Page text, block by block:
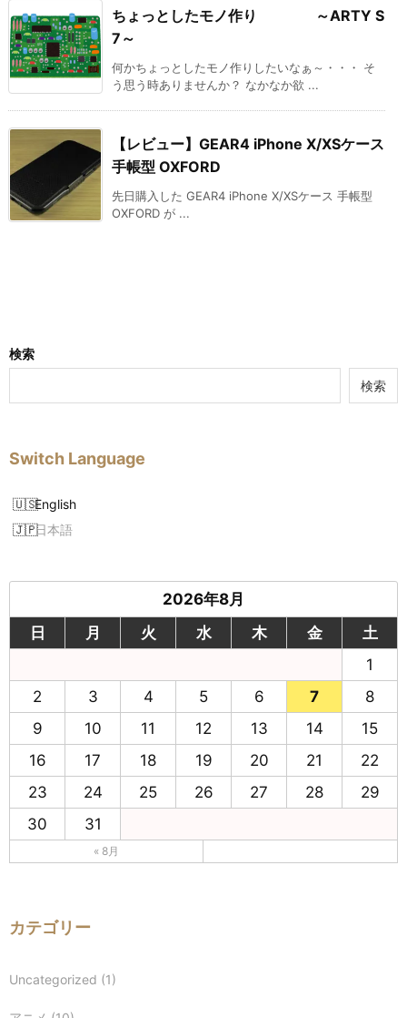
ちょっとしたモノ作り ～ARTY S
7～
何かちょっとしたモノ作りしたいなぁ～・・・ そ
う思う時ありませんか？ なかなか欲 ...
【レビュー】GEAR4 iPhone X/XSケース
手帳型 OXFORD
先日購入した GEAR4 iPhone X/XSケース 手帳型
OXFORD が ...
検索
検索
Switch Language
English
日本語
2026年8月
日
月 火 水 木 金
土
1
2
3 4 5 6 7
8
9
10 11 12 13 14
15
16
17 18 19 20 21
22
23
24 25 26 27 28
29
30
31
« 8月
カテゴリー
Uncategorized (1)